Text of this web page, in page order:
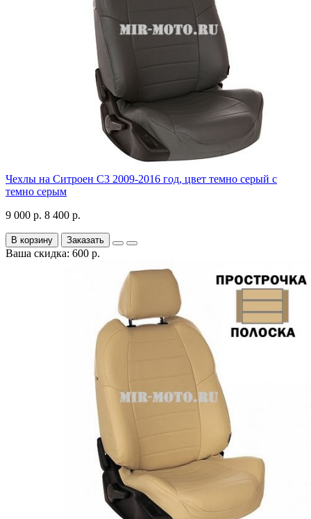
Чехлы на Ситроен С3 2009-2016 год, цвет темно серый с
темно серым
9 000 р. 8 400 р.
В корзину Заказать
Ваша скидка: 600 р.